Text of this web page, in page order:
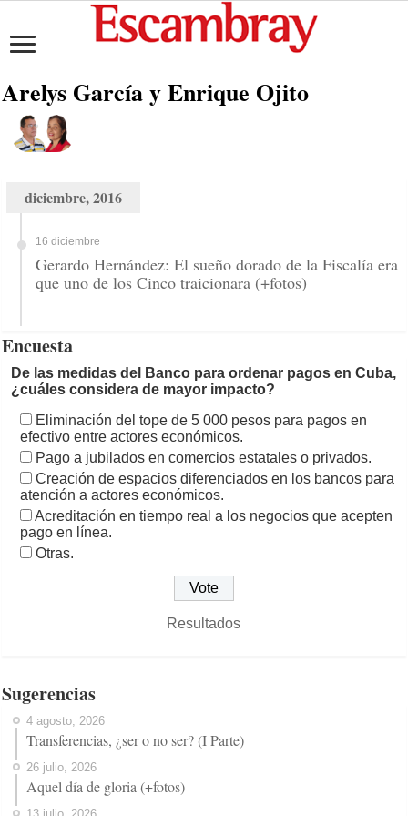
Arelys García y Enrique Ojito
diciembre, 2016
16 diciembre
Gerardo Hernández: El sueño dorado de la Fiscalía era
que uno de los Cinco traicionara (+fotos)
Encuesta
De las medidas del Banco para ordenar pagos en Cuba,
¿cuáles considera de mayor impacto?
Eliminación del tope de 5 000 pesos para pagos en
efectivo entre actores económicos.
Pago a jubilados en comercios estatales o privados.
Creación de espacios diferenciados en los bancos para
atención a actores económicos.
Acreditación en tiempo real a los negocios que acepten
pago en línea.
Otras.
Resultados
Sugerencias
4 agosto, 2026
Transferencias, ¿ser o no ser? (I Parte)
26 julio, 2026
Aquel día de gloria (+fotos)